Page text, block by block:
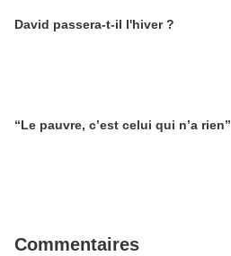
David passera-t-il l'hiver ?
“Le pauvre, c’est celui qui n’a rien”
Commentaires